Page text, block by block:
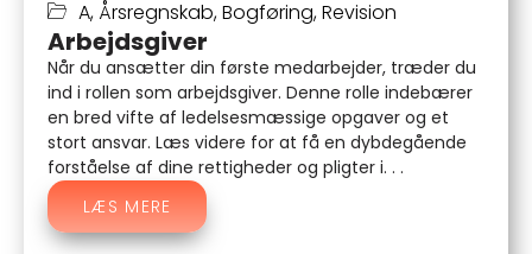
A, Årsregnskab,Bogføring,Revision
Arbejdsgiver
Når du ansætter din første medarbejder, træder du
ind i rollen som arbejdsgiver. Denne rolle indebærer
en bred vifte af ledelsesmæssige opgaver og et
stort ansvar. Læs videre for at få en dybdegående
forståelse af dine rettigheder og pligter i. . .
LÆS MERE